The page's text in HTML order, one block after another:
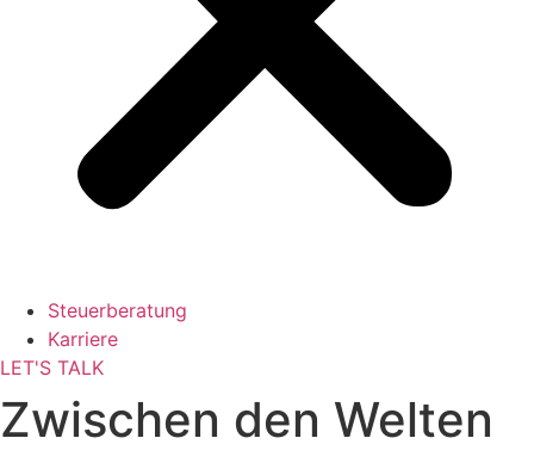
Steuerberatung
Karriere
LET'S TALK
Zwischen den Welten